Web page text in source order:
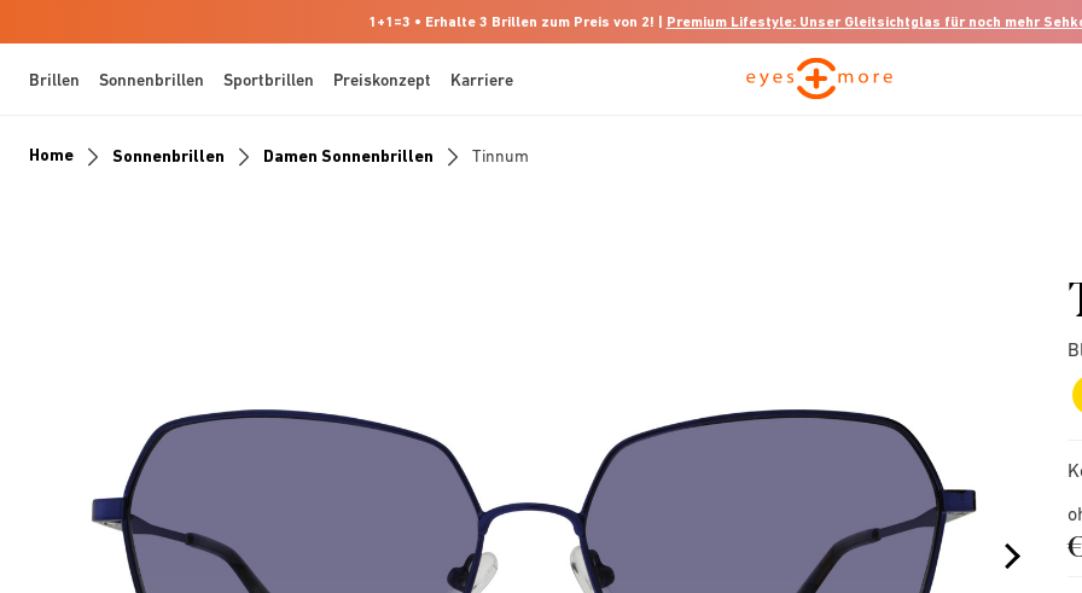
1+1=3 • Erhalte 3 Brillen zum Preis von 2! | Premium Lifestyle: Unser Gleitsichtglas für noch mehr
Brillen Sonnenbrillen Sportbrillen Preiskonzept Karriere
Home Sonnenbrillen Damen Sonnenbrillen Tinnum